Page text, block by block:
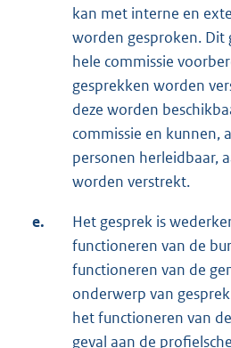
kan met interne en
worden gesproken.
hele commissie
gesprekken worden
deze worden
commissie en kunnen,
personen herleidbaar,
worden verstrekt.
e.
Het gesprek is
functioneren van de
functioneren van de
onderwerp van
het functioneren van
geval aan de